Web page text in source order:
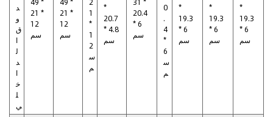
د
و
ق
ا
ل
د
ا
خ
ل
ي
21 *
12
سم
21 *
12
سم
1
*
1
2
س
م
*
20.7
* 4.8
سم
20.4
* 6
سم
0
.
4
*
6
س
م
*
19.3
* 6
سم
*
19.3
* 6
سم
*
19.3
* 6
سم